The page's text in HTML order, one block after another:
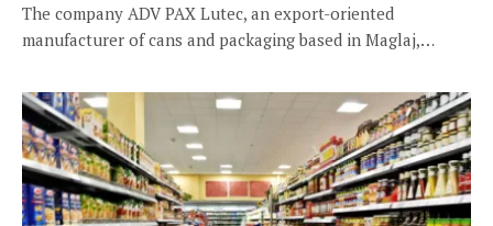
The company ADV PAX Lutec, an export-oriented
manufacturer of cans and packaging based in Maglaj,…